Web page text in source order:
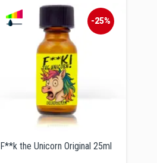
-25%
F**k the Unicorn Original 25ml